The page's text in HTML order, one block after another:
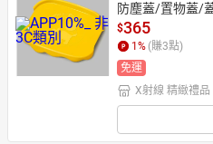
防塵蓋/置物蓋/
$365
1 % (賺3點)
免運
X射線 精緻禮品